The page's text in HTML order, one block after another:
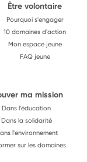
Être volontaire
Pourquoi s'engager
10 domaines d'action
Mon espace jeune
FAQ jeune
ma mission
Dans l'éducation
Dans la solidarité
l'environnement
sur les domaines